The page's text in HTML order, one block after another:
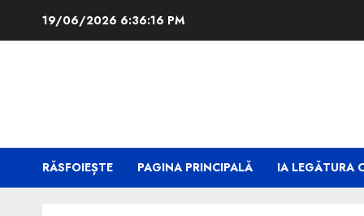
19/06/2026 6:36:17 PM
RĂSFOIEȘTE PAGINA PRINCIPALĂ IA LEGĂTURA